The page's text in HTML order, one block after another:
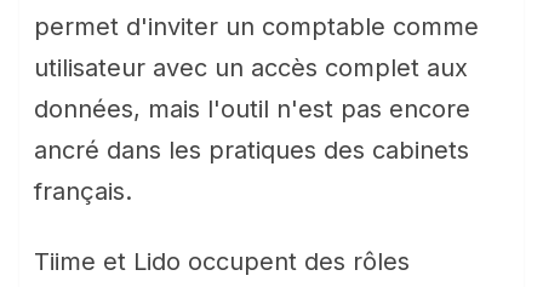
permet d'inviter un comptable comme
utilisateur avec un accès complet aux
données, mais l'outil n'est pas encore
ancré dans les pratiques des cabinets
français.
Tiime et Lido occupent des rôles